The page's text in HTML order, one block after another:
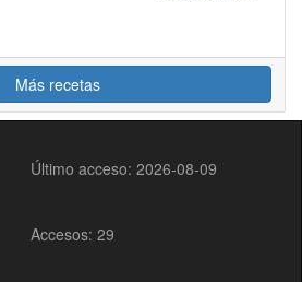
Más recetas
Último acceso: 2026-08-09
Accesos: 29